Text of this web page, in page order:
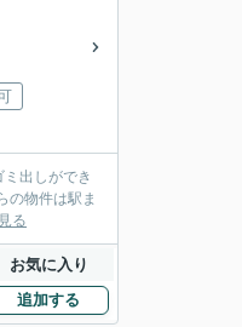
出しができ
の物件は駅ま
る
お気に入り
追加する